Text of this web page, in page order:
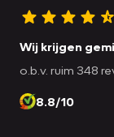
Wij krijgen
o.b.v. ruim 348
8.8/10